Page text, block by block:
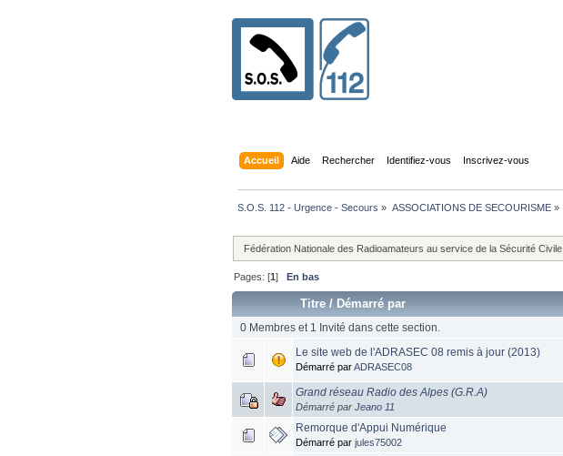
Accueil Aide Rechercher Identifiez-vous Inscrivez-vous
S.O.S. 112 - Urgence - Secours » ASSOCIATIONS DE SECOURISME»
Fédération Nationale des Radioamateurs au service de la Sécurité Civile
Pages: [1]En bas
Titre / Démarré par
0 Membres et 1 Invité dans cette section.
Le site web de l'ADRASEC 08 remis à jour (2013)
Démarré parADRASEC08
Grand réseau Radio des Alpes (G.R.A)
Démarré parJeano 11
Remorque d'Appui Numérique
Démarré parjules75002